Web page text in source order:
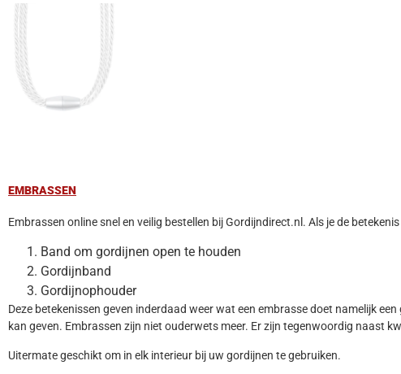
EMBRASSEN
Embrassen online snel en veilig bestellen bij Gordijndirect.nl. Als je de
Band om gordijnen open te houden
Gordijnband
Gordijnophouder
Deze betekenissen geven inderdaad weer wat een embrasse doet namelijk
kan geven. Embrassen zijn niet ouderwets meer. Er zijn tegenwoordig naast
Uitermate geschikt om in elk interieur bij uw gordijnen te gebruiken.